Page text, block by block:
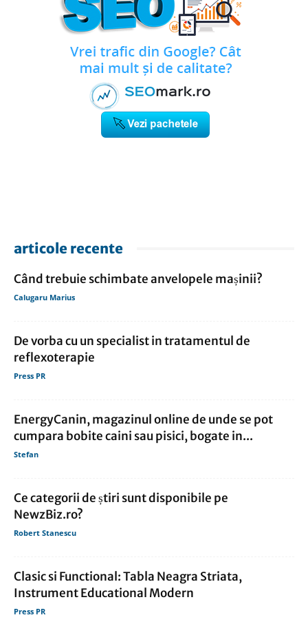
articole recente
Când trebuie schimbate anvelopele mașinii?
Calugaru Marius
De vorba cu un specialist in tratamentul de
reflexoterapie
Press PR
EnergyCanin, magazinul online de unde se pot
cumpara bobite caini sau pisici, bogate in...
Stefan
Ce categorii de știri sunt disponibile pe
NewzBiz.ro?
Robert Stanescu
Clasic si Functional: Tabla Neagra Striata,
Instrument Educational Modern
Press PR